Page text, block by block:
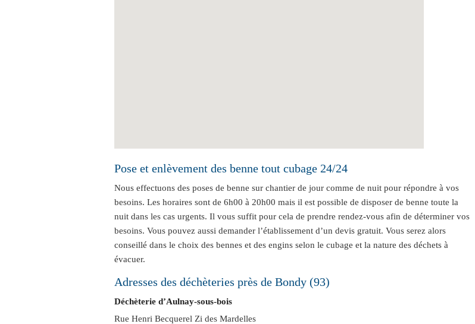
Pose et enlèvement des benne tout cubage 24/24
Nous effectuons des poses de benne sur chantier de jour comme de nuit pour répondre à vos
besoins. Les horaires sont de 6h00 à 20h00 mais il est possible de disposer de benne toute la
nuit dans les cas urgents. Il vous suffit pour cela de prendre rendez-vous afin de déterminer vos
besoins. Vous pouvez aussi demander l’établissement d’un devis gratuit. Vous serez alors
conseillé dans le choix des bennes et des engins selon le cubage et la nature des déchets à
évacuer.
Adresses des déchèteries près de Bondy (93)
Déchèterie d’Aulnay-sous-bois
Rue Henri Becquerel Zi des Mardelles